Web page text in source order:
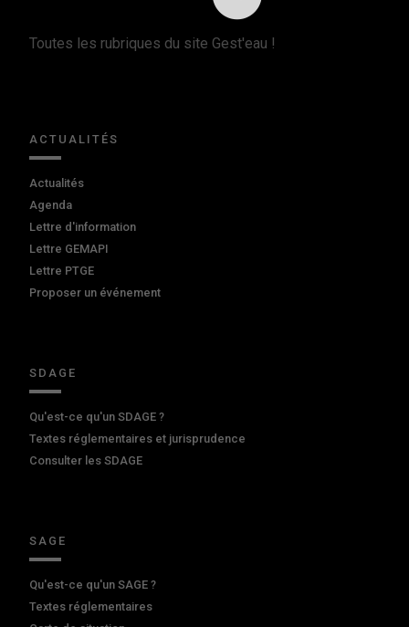
Toutes les rubriques du site Gest'eau !
ACTUALITÉS
Actualités
Agenda
Lettre d'information
Lettre GEMAPI
Lettre PTGE
Proposer un événement
SDAGE
Qu'est-ce qu'un SDAGE ?
Textes réglementaires et jurisprudence
Consulter les SDAGE
SAGE
Qu'est-ce qu'un SAGE ?
Textes réglementaires